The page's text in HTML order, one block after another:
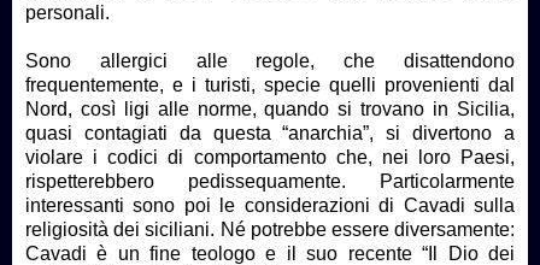
personali.
Sono allergici alle regole, che disattendono
frequentemente, e i turisti, specie quelli provenienti dal
Nord, così ligi alle norme, quando si trovano in Sicilia,
quasi contagiati da questa “anarchia”, si divertono a
violare i codici di comportamento che, nei loro Paesi,
rispetterebbero pedissequamente. Particolarmente
interessanti sono poi le considerazioni di Cavadi sulla
religiosità dei siciliani. Né potrebbe essere diversamente:
Cavadi è un fine teologo e il suo recente “Il Dio dei